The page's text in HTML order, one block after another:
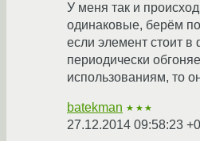
У меня так и
одинаковые, берём
если элемент стоит в
периодически
использованиям, то
batekman ★★★
27.12.2014 09:58:23